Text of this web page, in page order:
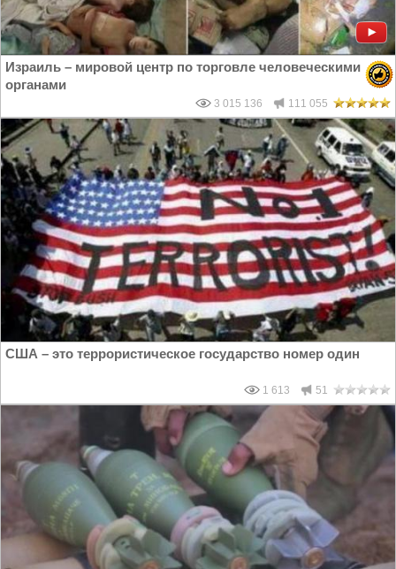
Израиль – мировой центр по торговле человеческими
органами
3 015 136 111 055
США – это террористическое государство номер один
1 613 51